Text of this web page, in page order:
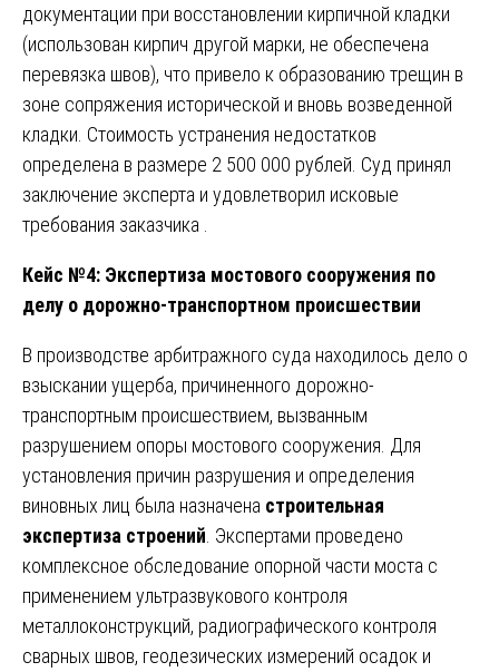
документации при восстановлении кирпичной кладки
(использован кирпич другой марки, не обеспечена
перевязка швов), что привело к образованию трещин в
зоне сопряжения исторической и вновь возведенной
кладки. Стоимость устранения недостатков
определена в размере 2 500 000 рублей. Суд принял
заключение эксперта и удовлетворил исковые
требования заказчика .
Кейс №4: Экспертиза мостового сооружения по
делу о дорожно-транспортном происшествии
В производстве арбитражного суда находилось дело о
взыскании ущерба, причиненного дорожно-
транспортным происшествием, вызванным
разрушением опоры мостового сооружения. Для
установления причин разрушения и определения
виновных лиц была назначена строительная
экспертиза строений . Экспертами проведено
комплексное обследование опорной части моста с
применением ультразвукового контроля
металлоконструкций, радиографического контроля
сварных швов, геодезических измерений осадок и